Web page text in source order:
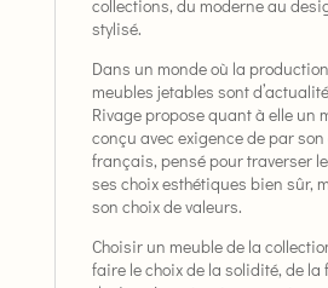
collections, du moderne au
stylisé.
Dans un monde où la
meubles jetables sont
Rivage propose quant à elle un
conçu avec exigence de par
français, pensé pour traverser
ses choix esthétiques bien sûr,
son choix de valeurs.
Choisir un meuble de la
faire le choix de la solidité, de la